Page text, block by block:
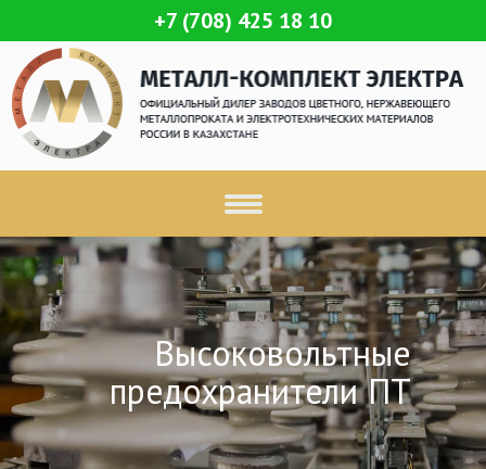
+7 (708) 425 18 10
Высоковольтные
предохранители ПТ